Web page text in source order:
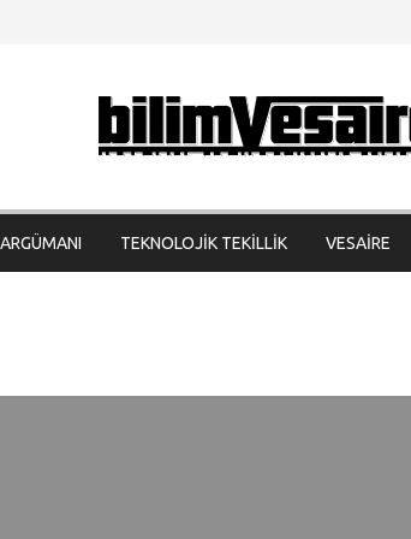
TEKNOLOJİK TEKİLLİK VESAİRE